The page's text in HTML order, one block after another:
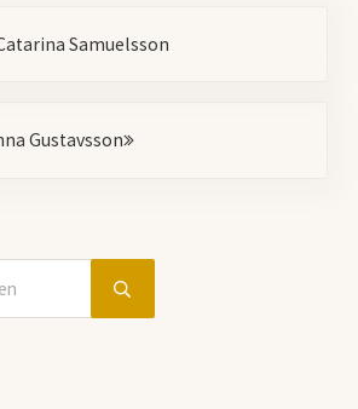
Samuelsson
Gustavsson
Submit search